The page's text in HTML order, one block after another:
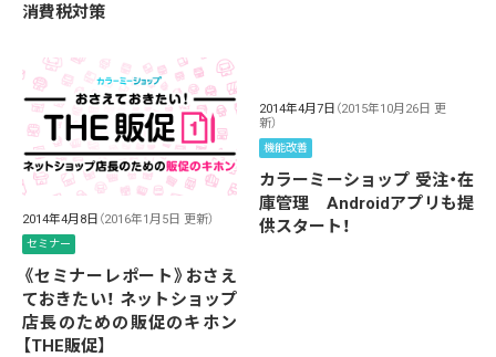
消費税対策
2014年4月8日 （2016年1月5日 更新）
セミナー
《セミナーレポート》おさえ
ておきたい！ ネットショップ
店長のための販促のキホン
【THE販促】
2014年4月7日 （2015年10月26日 更
新）
機能改善
カラーミーショップ 受注・在
庫管理 Androidアプリも提
供スタート！